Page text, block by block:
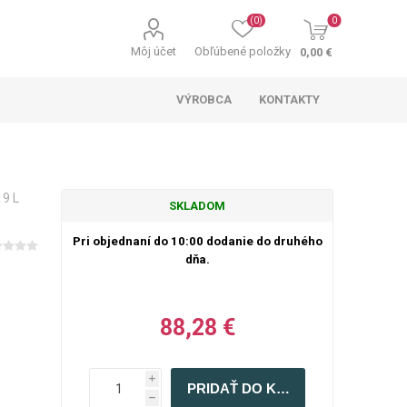
Môj účet Obľúbené položky
(0) 0
0,00 €
VÝROBCA KONTAKTY
L
SKLADOM
Pri objednaní do 10:00 dodanie do druhého
dňa.
88,28 €
i
h